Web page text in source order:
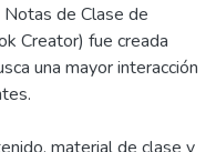
de Clase de
Creator) fue creada
una mayor interacción